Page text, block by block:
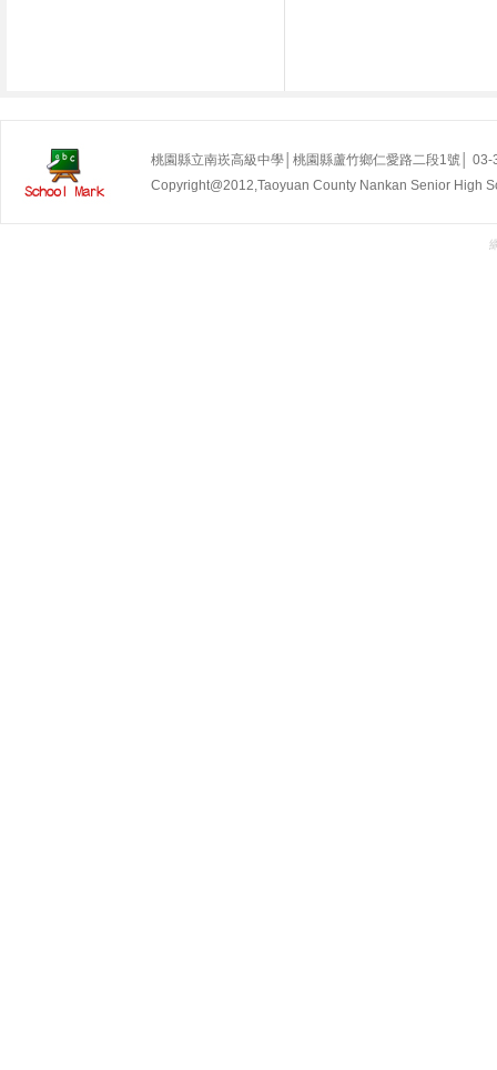
桃園縣立南崁高級中學│桃園縣蘆竹鄉仁愛路二段1號│
Copyright@2012,Taoyuan County Nankan Senior High